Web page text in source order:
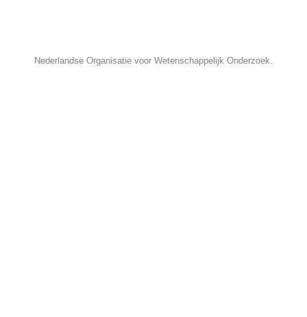
Nederlandse Organisatie voor Wetenschappelijk Onderzoek.